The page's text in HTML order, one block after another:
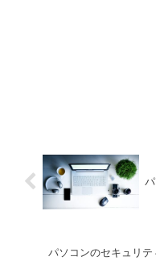
パソコンのセキュリテ